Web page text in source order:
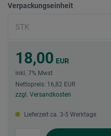
Verpackungseinheit
18,00 EUR
inkl. 7% Mwst
Nettopreis: 16,82 EUR
zzgl. Versandkosten
Lieferzeit ca. 3-5 Werktage